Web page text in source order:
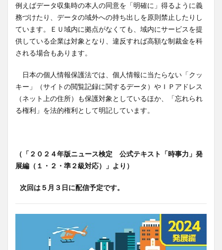
例えばデータ収集時の本人の同意を「明確に」得るように義
務づけたり、データの域外への持ち出しを原則禁止したりし
ています。ＥＵ域内に拠点がなくても、域内にサービスを提
供している企業は対象となり、違反すれば高額な制裁金を科
される場合もあります。
日本の個人情報保護法では、個人情報に当たらない「クッ
キー」（サイトの閲覧記録に関するデータ）やＩＰアドレス
（ネット上の住所）も保護対象としているほか、「忘れられ
る権利」を法的権利として明記しています。
（「２０２４年版ニュース検定 公式テキスト「時事力」発
展編（１・２・準２級対応）」より）
次回は５月３日に配信予定です。